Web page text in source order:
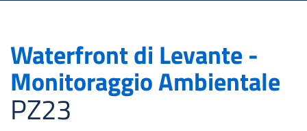
Waterfront di Levante -
Monitoraggio Ambientale
PZ23